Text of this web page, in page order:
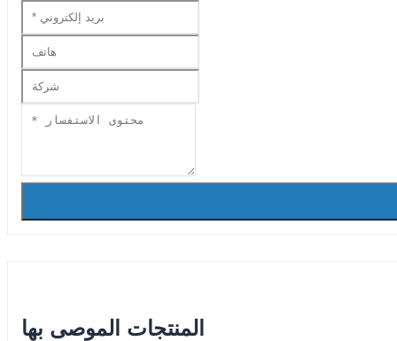
المنتجات الموصى بها